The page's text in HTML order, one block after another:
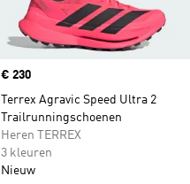
Price
€ 230
Terrex Agravic Speed Ultra 2
Trailrunningschoenen
Heren TERREX
3 kleuren
Nieuw